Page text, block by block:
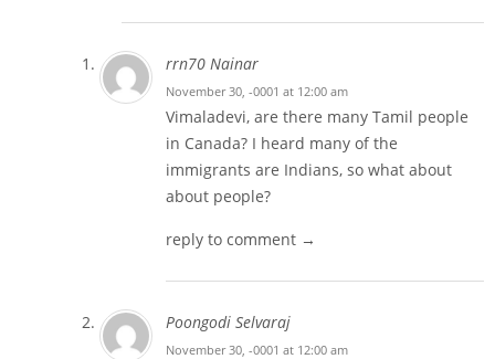
rrn70 Nainar
November 30, -0001 at 12:00 am
Vimaladevi, are there many Tamil people
in Canada? I heard many of the
immigrants are Indians, so what about
about people?
reply to comment →
Poongodi Selvaraj
November 30, -0001 at 12:00 am